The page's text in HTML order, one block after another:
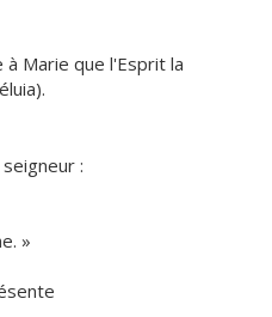
à Marie que l'Esprit la
:
»